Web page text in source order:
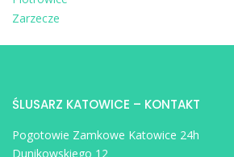
Zarzecze
ŚLUSARZ KATOWICE – KONTAKT
Pogotowie Zamkowe Katowice 24h
Dunikowskiego 12